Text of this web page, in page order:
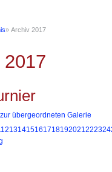
» Archiv 2017
übergeordneten Galerie
12131415161718192021 222324